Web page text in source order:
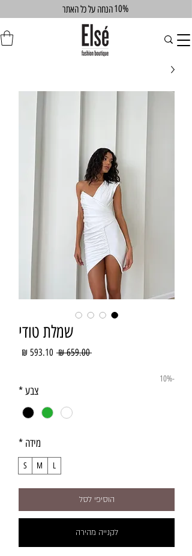
הנחה על כל האתר10%
שמלת טודי
‏659.00 ‏₪
מחיר
-10%
צבע*
מידה *
L
M
S
הוסיפי לסל
לקנייה מהירה